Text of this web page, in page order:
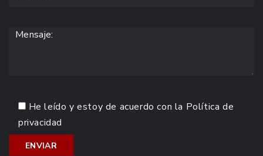
He leído y estoy de acuerdo con la Política de
privacidad